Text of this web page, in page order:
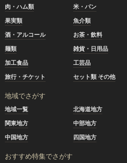
肉・ハム類 米・パン
果実類
魚介類
酒・アルコール
お茶・飲料
麺類
雑貨・日用品
加工食品
工芸品
旅行・チケット
セット類 その他
地域でさがす
地域一覧 北海道地方
関東地方
中部地方
中国地方
四国地方
おすすめ特集でさがす